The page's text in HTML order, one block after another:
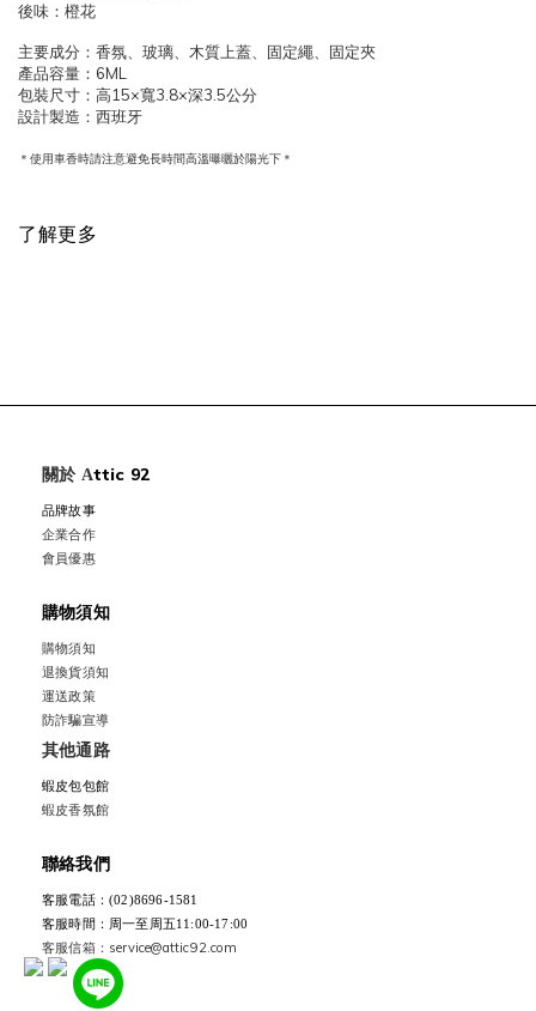
後味：橙花
主要成分：香氛、玻璃、木質上蓋、固定繩、固定夾
產品容量： 6ML
包裝尺寸：高15×寬3.8×深3.5公分
設計製造：西班牙
＊ 使用車香時請注意避免長時間高溫曝曬於陽光下 ＊
了解更多
關於 Attic 92
品牌故事
企業合作
會員優惠
購物須知
購物須知
退換貨須知
運送政策
防詐騙宣導
其他通路
蝦皮包包館
蝦皮香氛館
聯絡我們
客服電話：(02)8696-1581
客服時間：周一至周五11:00-17:00
客服信箱：service@attic92.com